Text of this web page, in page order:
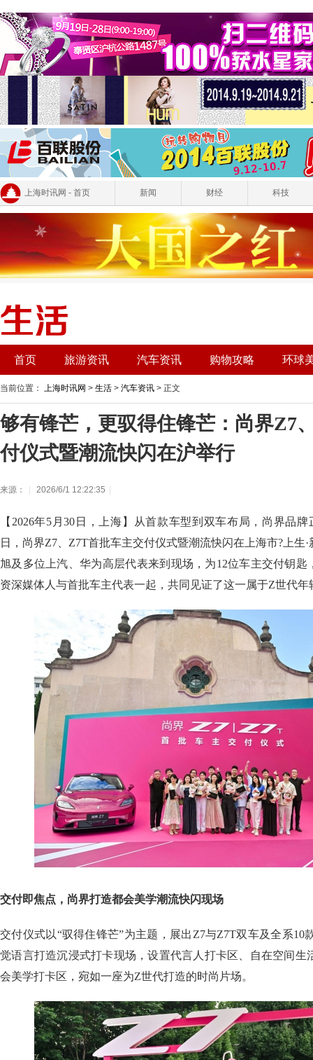
上海时讯网 - 首页 新闻 财经 科技
首页 旅游资讯 汽车资讯 购物攻略 环球
当前位置： 上海时讯网 > 生活 > 汽车资讯 > 正文
够有锋芒，更驭得住锋芒：尚界Z7
付仪式暨潮流快闪在沪举行
来源： 2026/6/1 12:22:35
【2026年5月30日，上海】从首款车型到双车布局，尚界品
日，尚界Z7、Z7T首批车主交付仪式暨潮流快闪在上海市?上生
旭及多位上汽、华为高层代表来到现场，为12位车主交付钥匙
资深媒体人与首批车主代表一起，共同见证了这一属于Z世代
交付即焦点，尚界打造都会美学潮流快闪现场
交付仪式以“驭得住锋芒”为主题，展出Z7与Z7T双车及全系10
觉语言打造沉浸式打卡现场，设置代言人打卡区、自在空间生
会美学打卡区，宛如一座为Z世代打造的时尚片场。